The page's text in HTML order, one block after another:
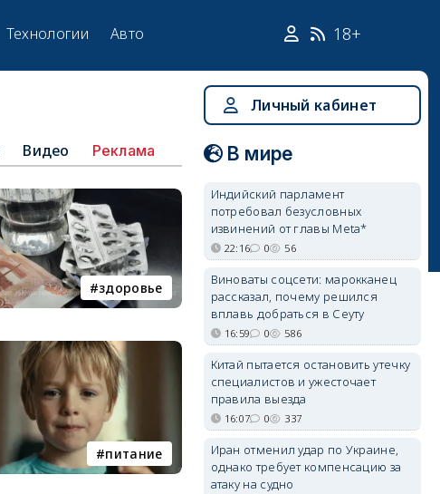
Технологии Авто 18+
Видео Реклама
здоровье
питание
Личный кабинет
В мире
Индийский парламент
потребовал безусловных
извинений от главы Meta*
22:16 0 56
Виноваты соцсети: марокканец
рассказал, почему решился
вплавь добраться в Сеуту
16:59 0 586
Китай пытается остановить утечку
специалистов и ужесточает
правила выезда
16:07 0 337
Иран отменил удар по Украине,
однако требует компенсацию за
атаку на судно